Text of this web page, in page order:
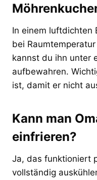
In einem luftdichten
bei
kannst du ihn unter
aufbewahren.
ist, damit er nicht
Kann man
einfrieren?
Ja, das funktioniert
vollständig